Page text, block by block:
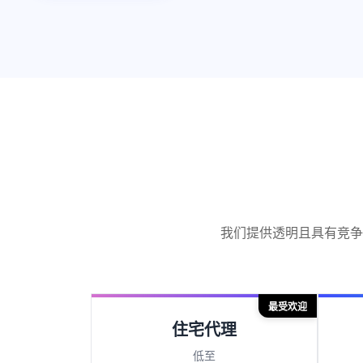
我们提供透明且具有竞
住宅代理
低至
最受欢迎